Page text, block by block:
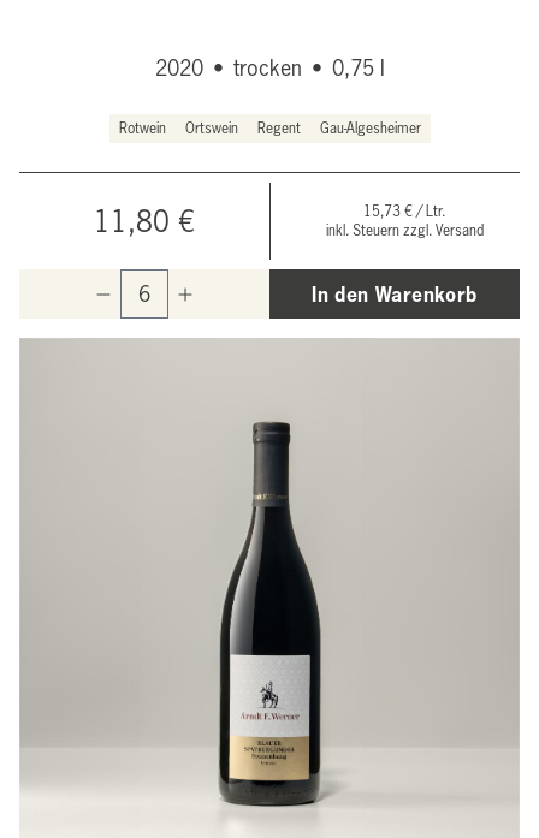
2020 • trocken • 0,75 l
Rotwein Ortswein Regent Gau-Algesheimer
11,80 €
15,73 € / Ltr.
inkl. Steuern zzgl. Versand
In den Warenkorb